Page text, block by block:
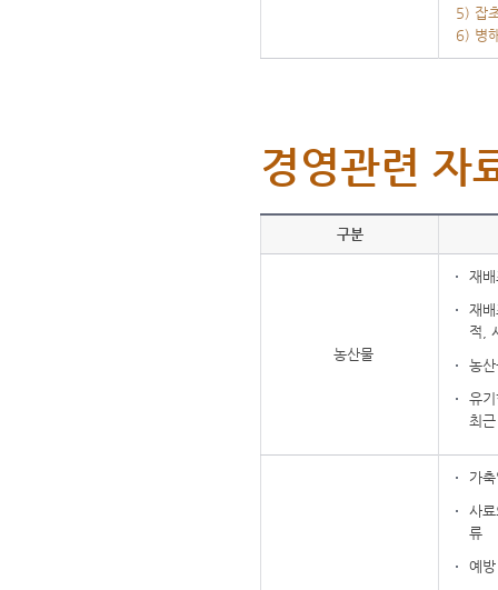
5) 잡
6) 병
경영관련 자
구분
농산물
재
재
적,
농
유
최
가
사
류
예